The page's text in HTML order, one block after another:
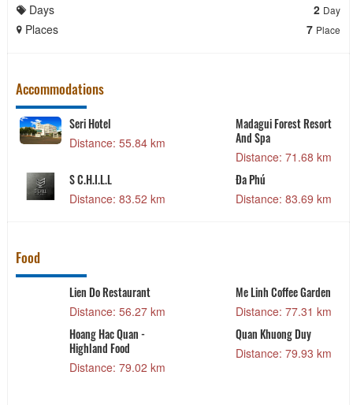
Days
2 Day
Places 7 Place
Accommodations
Seri Hotel
Distance: 55.84 km
Madagui Forest Resort
And Spa
Distance: 71.68 km
S C.H.I.L.L
Distance: 83.52 km
Đa Phú
Distance: 83.69 km
Food
Lien Do Restaurant
Distance: 56.27 km
Me Linh Coffee Garden
Distance: 77.31 km
Hoang Hac Quan -
Highland Food
Distance: 79.02 km
Quan Khuong Duy
Distance: 79.93 km